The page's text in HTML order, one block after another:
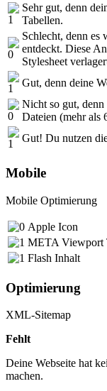
Sehr gut, denn
Tabellen.
Schlecht, denn
entdeckt. Diese
Stylesheet
Gut, denn deine
Nicht so gut, denn
Dateien (mehr als
Gut! Du nutzen
Mobile
Mobile Optimierung
Apple Icon
META Viewport
Flash Inhalt
Optimierung
XML-Sitemap
Fehlt
Deine Webseite hat
machen.